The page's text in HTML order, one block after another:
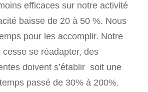
efficaces sur notre activité
baisse de 20 à 50 %. Nous
pour les accomplir. Notre
se réadapter, des
doivent s’établir soit une
passé de 30% à 200%.